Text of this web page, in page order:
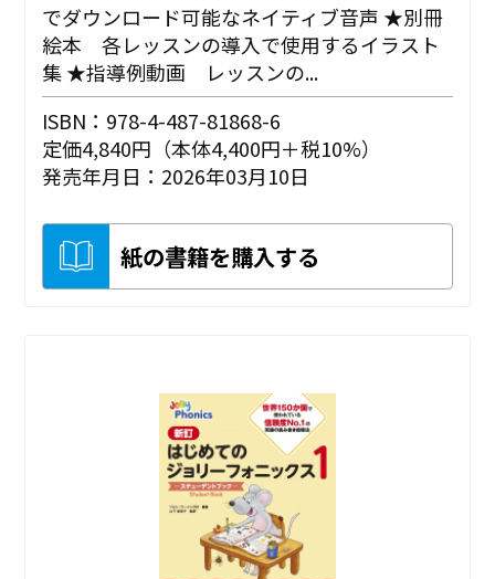
でダウンロード可能なネイティブ音声 ★別冊
絵本 各レッスンの導入で使用するイラスト
集 ★指導例動画 レッスンの...
ISBN：978-4-487-81868-6
定価4,840円（本体4,400円＋税10%）
発売年月日：2026年03月10日
紙の書籍を購入する